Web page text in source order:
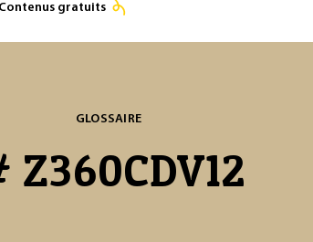
Contenus gratuits
GLOSSAIRE
Z360CDV12